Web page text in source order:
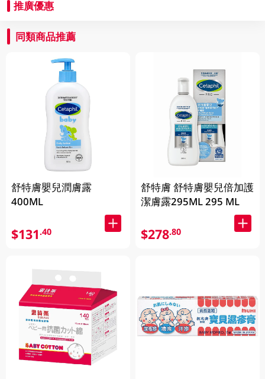
推廣優惠
同類商品推薦
舒特膚嬰兒潤膚露
400ML
$131.40
舒特膚 舒特膚嬰兒倍加護
潔膚露295ML 295 ML
$278.80